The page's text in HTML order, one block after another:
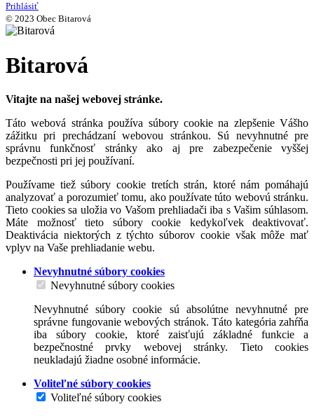
Prihlásiť
© 2023 Obec Bitarová
Bitarová
Vitajte na našej webovej stránke.
Táto webová stránka používa súbory cookie na zlepšenie Vášho
zážitku pri prechádzaní webovou stránkou. Sú nevyhnutné pre
správnu funkčnosť stránky ako aj pre zabezpečenie vyššej
bezpečnosti pri jej používaní.
Používame tiež súbory cookie tretích strán, ktoré nám pomáhajú
analyzovať a porozumieť tomu, ako používate túto webovú stránku.
Tieto cookies sa uložia vo Vašom prehliadači iba s Vašim súhlasom.
Máte možnosť tieto súbory cookie kedykoľvek deaktivovať.
Deaktivácia niektorých z týchto súborov cookie však môže mať
vplyv na Vaše prehliadanie webu.
Nevyhnutné súbory cookies
Nevyhnutné súbory cookies
Nevyhnutné súbory cookie sú absolútne nevyhnutné pre
správne fungovanie webových stránok. Táto kategória zahŕňa
iba súbory cookie, ktoré zaisťujú základné funkcie a
bezpečnostné prvky webovej stránky. Tieto cookies
neukladajú žiadne osobné informácie.
Voliteľné súbory cookies
Voliteľné súbory cookies